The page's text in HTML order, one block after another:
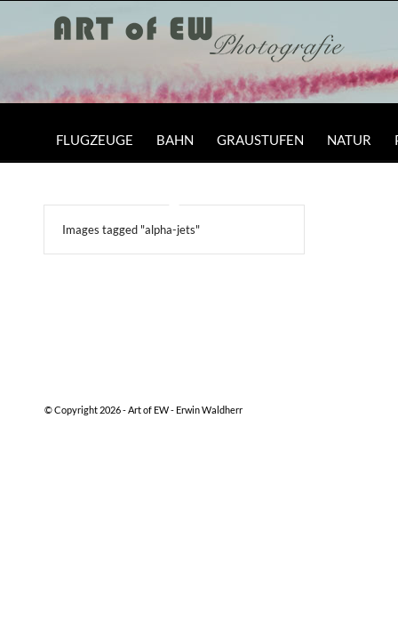
FLUGZEUGE BAHN GRAUSTUFEN NATUR
Images tagged "alpha-jets"
© Copyright 2026 -Art of EW - Erwin Waldherr